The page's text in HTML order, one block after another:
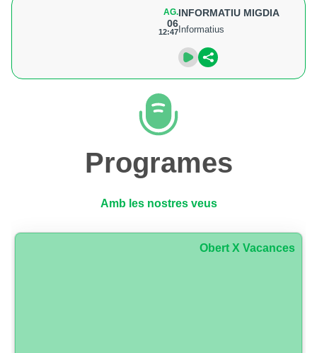
AG.
06
12:47
INFORMATIU MIGDIA
Informatius
Programes
Amb les nostres veus
Obert X Vacances